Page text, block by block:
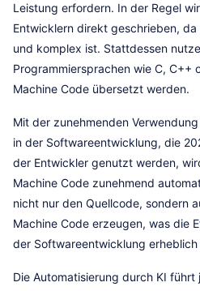
Leistung erfordern. In der Regel
Entwicklern direkt geschrieben,
und komplex ist. Stattdessen
Programmiersprachen wie C, C++
Machine Code übersetzt werden.
Mit der zunehmenden
in der Softwareentwicklung, die
der Entwickler genutzt werden,
Machine Code zunehmend
nicht nur den Quellcode, sondern
Machine Code erzeugen, was die
der Softwareentwicklung
Die Automatisierung durch KI führt